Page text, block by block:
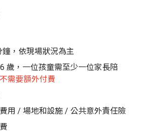
順著年齡的天性參與
爸爸媽媽哼著一樣的旋律，同時讓
進深層記憶裡
鐘，依現場狀況為主
歲，一位孩童需至少一位家長陪
需要額外付費
用 / 場地和設施 / 公共意外責任險